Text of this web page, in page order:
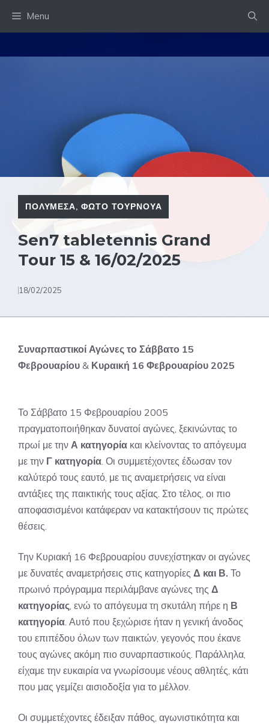
Menu
ΠΟΛΥΜΕΣΑ,ΦΩΤΟ ΤΟΥΡΝΟΥΑ
Sen7 tabletennis Grand
Tour 15 & 16/02/2025
18/02/2025
Συναρπαστικοί Αγώνες το Σάββατο 15
Φεβρουαρίου & Κυραική 16 Φεβρουαρίου 2025
Το Σάββατο 15 Φεβρουαρίου 2005
πραγματοποιήθηκαν δυνατοί αγώνες, ξεκινώντας το
πρωί με την Α κατηγορία και κλείνοντας το απόγευμα
με την Γ κατηγορία. Οι συμμετέχοντες έδωσαν τον
καλύτερό τους εαυτό, με τις αναμετρήσεις να είναι
αντάξιες της παικτικής τους αξίας. Στο τέλος, οι πιο
αποφασισμένοι κατάφεραν να κατακτήσουν τις πρώτες
θέσεις.
Την Κυριακή 16 Φεβρουαρίου συνεχίστηκαν οι αγώνες
με δυνατές αναμετρήσεις στις κατηγορίες Δ και Β. Το
πρωινό πρόγραμμα περιλάμβανε αγώνες της Δ
κατηγορίας, ενώ το απόγευμα τη σκυτάλη πήρε η Β
κατηγορία. Αυτό που ξεχώρισε ήταν η γενική άνοδος
του επιπέδου όλων των παικτών, γεγονός που έκανε
τους αγώνες ακόμη πιο συναρπαστικούς. Παράλληλα,
είχαμε την ευκαιρία να γνωρίσουμε νέους αθλητές, κάτι
που μας γεμίζει αισιοδοξία για το μέλλον.
Οι συμμετέχοντες έδειξαν πάθος, αγωνιστικότητα και